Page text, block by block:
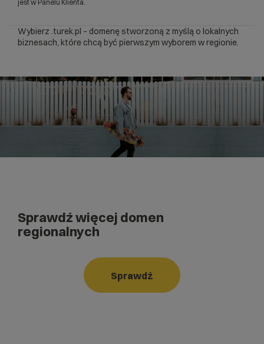
jest w Panelu Klienta.
Wybierz .turek.pl – domenę stworzoną z myślą o lokalnych
biznesach, które chcą być pierwszym wyborem w regionie.
Sprawdź więcej domen
regionalnych
Sprawdź